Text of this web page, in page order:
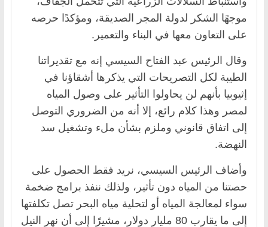
موجهًا الشكر لدولة المجر الصديقة، ومؤكدًا حرصه
على التعاون معها في البناء والتعمير.
وقال الرئيس عبد الفتاح السيسي إنه مع تقديراتنا
الطيبة لكل التصريحات التي يذكرها أشقاؤنا في
إثيوبيا بأنهم لن يحاولوا التأثير على وصول المياه
لمصر وهذا كلام رائع، إلا أنه من الضروري التوصل
إلى اتفاق قانوني وملزم بشأن ملء وتشغيل سد
النهضة.
وأضاف الرئيس السيسي، نريد فقط الحصول على
حصتنا من المياه دون تأثير، ولذلك ننفذ برامج ضخمة
سواء لمعالجة المياه أو لتحلية مياه البحر تصل تكلفتها
إلى ما يقارب 80 مليار دولار، مشيرًا إلى أن نهر النيل